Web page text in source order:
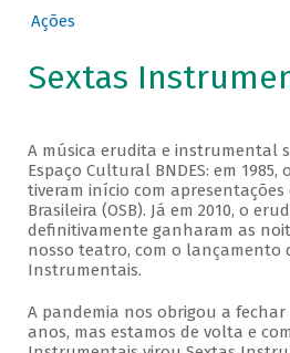
Ações
Sextas
A música erudita e instrumental
Espaço Cultural BNDES: em
tiveram início com
Brasileira (OSB). Já em 2010, o
definitivamente ganharam as
nosso teatro, com o lançamento
Instrumentais.
A pandemia nos obrigou a
anos, mas estamos de volta e